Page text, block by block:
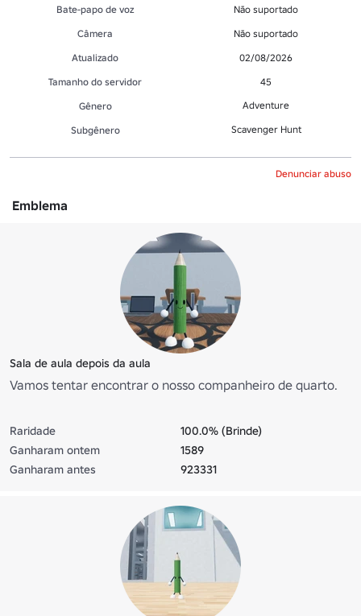
Bate-papo de voz
Não suportado
Câmera
Não suportado
Atualizado
02/08/2026
Tamanho do servidor
45
Gênero
Adventure
Subgênero Scavenger Hunt
Denunciar abuso
Emblema
Sala de aula depois da aula
Vamos tentar encontrar o nosso companheiro de quarto.
Raridade
100.0% (Brinde)
Ganharam ontem
1589
Ganharam antes
923331